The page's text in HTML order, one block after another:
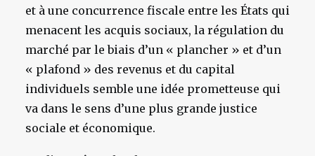
et à une concurrence fiscale entre les États qui
menacent les acquis sociaux, la régulation du
marché par le biais d’un « plancher » et d’un
« plafond » des revenus et du capital
individuels semble une idée prometteuse qui
va dans le sens d’une plus grande justice
sociale et économique.